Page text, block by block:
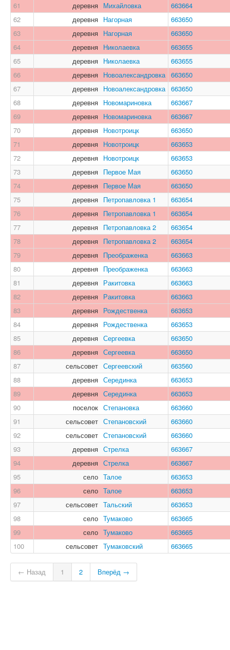
61
деревня Михайловка
663664
62
деревня Нагорная
663650
63
деревня Нагорная
663650
64
деревня Николаевка
663655
65
деревня Николаевка
663655
66
деревня Новоалександровка 663650
67
деревня Новоалександровка 663650
68
деревня Новомариновка
663667
69
деревня Новомариновка
663667
70
деревня Новотроицк
663650
71
деревня Новотроицк
663653
72
деревня Новотроицк
663653
73
деревня Первое Мая
663650
74
деревня Первое Мая
663650
75
деревня Петропавловка 1
663654
76
деревня Петропавловка 1
663654
77
деревня Петропавловка 2
663654
78
деревня Петропавловка 2
663654
79
деревня Преображенка
663663
80
деревня Преображенка
663663
81
деревня Ракитовка
663663
82
деревня Ракитовка
663663
83
деревня Рождественка
663653
84
деревня Рождественка
663653
85
деревня Сергеевка
663650
86
деревня Сергеевка
663650
87
сельсовет Сергеевский
663560
88
деревня Серединка
663653
89
деревня Серединка
663653
90
поселок Степановка
663660
91
сельсовет Степановский
663660
92
сельсовет Степановский
663660
93
деревня Стрелка
663667
94
деревня Стрелка
663667
95
село Талое
663653
96
село Талое
663653
97
сельсовет Тальский
663653
98
село Тумаково
663665
99
село Тумаково
663665
100
сельсовет Тумаковский 663665
← Назад 1 2 Вперёд →